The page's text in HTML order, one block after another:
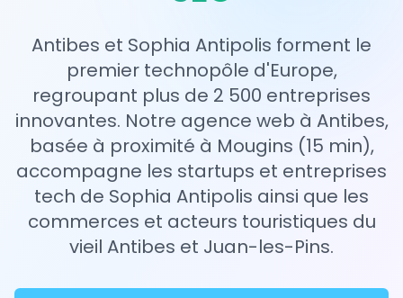
Antibes et Sophia Antipolis forment le
premier technopôle d'Europe,
regroupant plus de 2 500 entreprises
innovantes. Notre agence web à Antibes,
basée à proximité à Mougins (15 min),
accompagne les startups et entreprises
tech de Sophia Antipolis ainsi que les
commerces et acteurs touristiques du
vieil Antibes et Juan-les-Pins.